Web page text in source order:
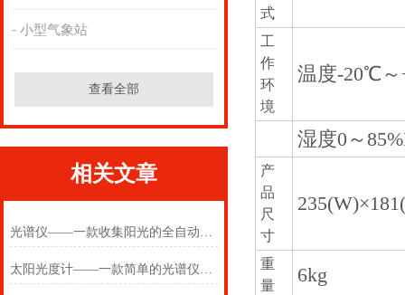
小型气象站
查看全部
相关文章
光谱仪——一款收集阳光的全自动太阳光谱仪2025(万象推送)
太阳光度计——一款简单的光谱仪2024(万象推送)
式
工
作
环
境
温度-20℃
湿度0～
产
品
尺
寸
重
量
6kg